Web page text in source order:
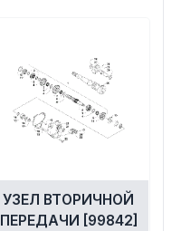
УЗЕЛ ВТОРИЧНОЙ
ПЕРЕДАЧИ [99842]